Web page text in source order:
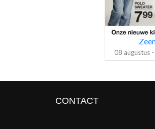
08 augustus
CONTACT